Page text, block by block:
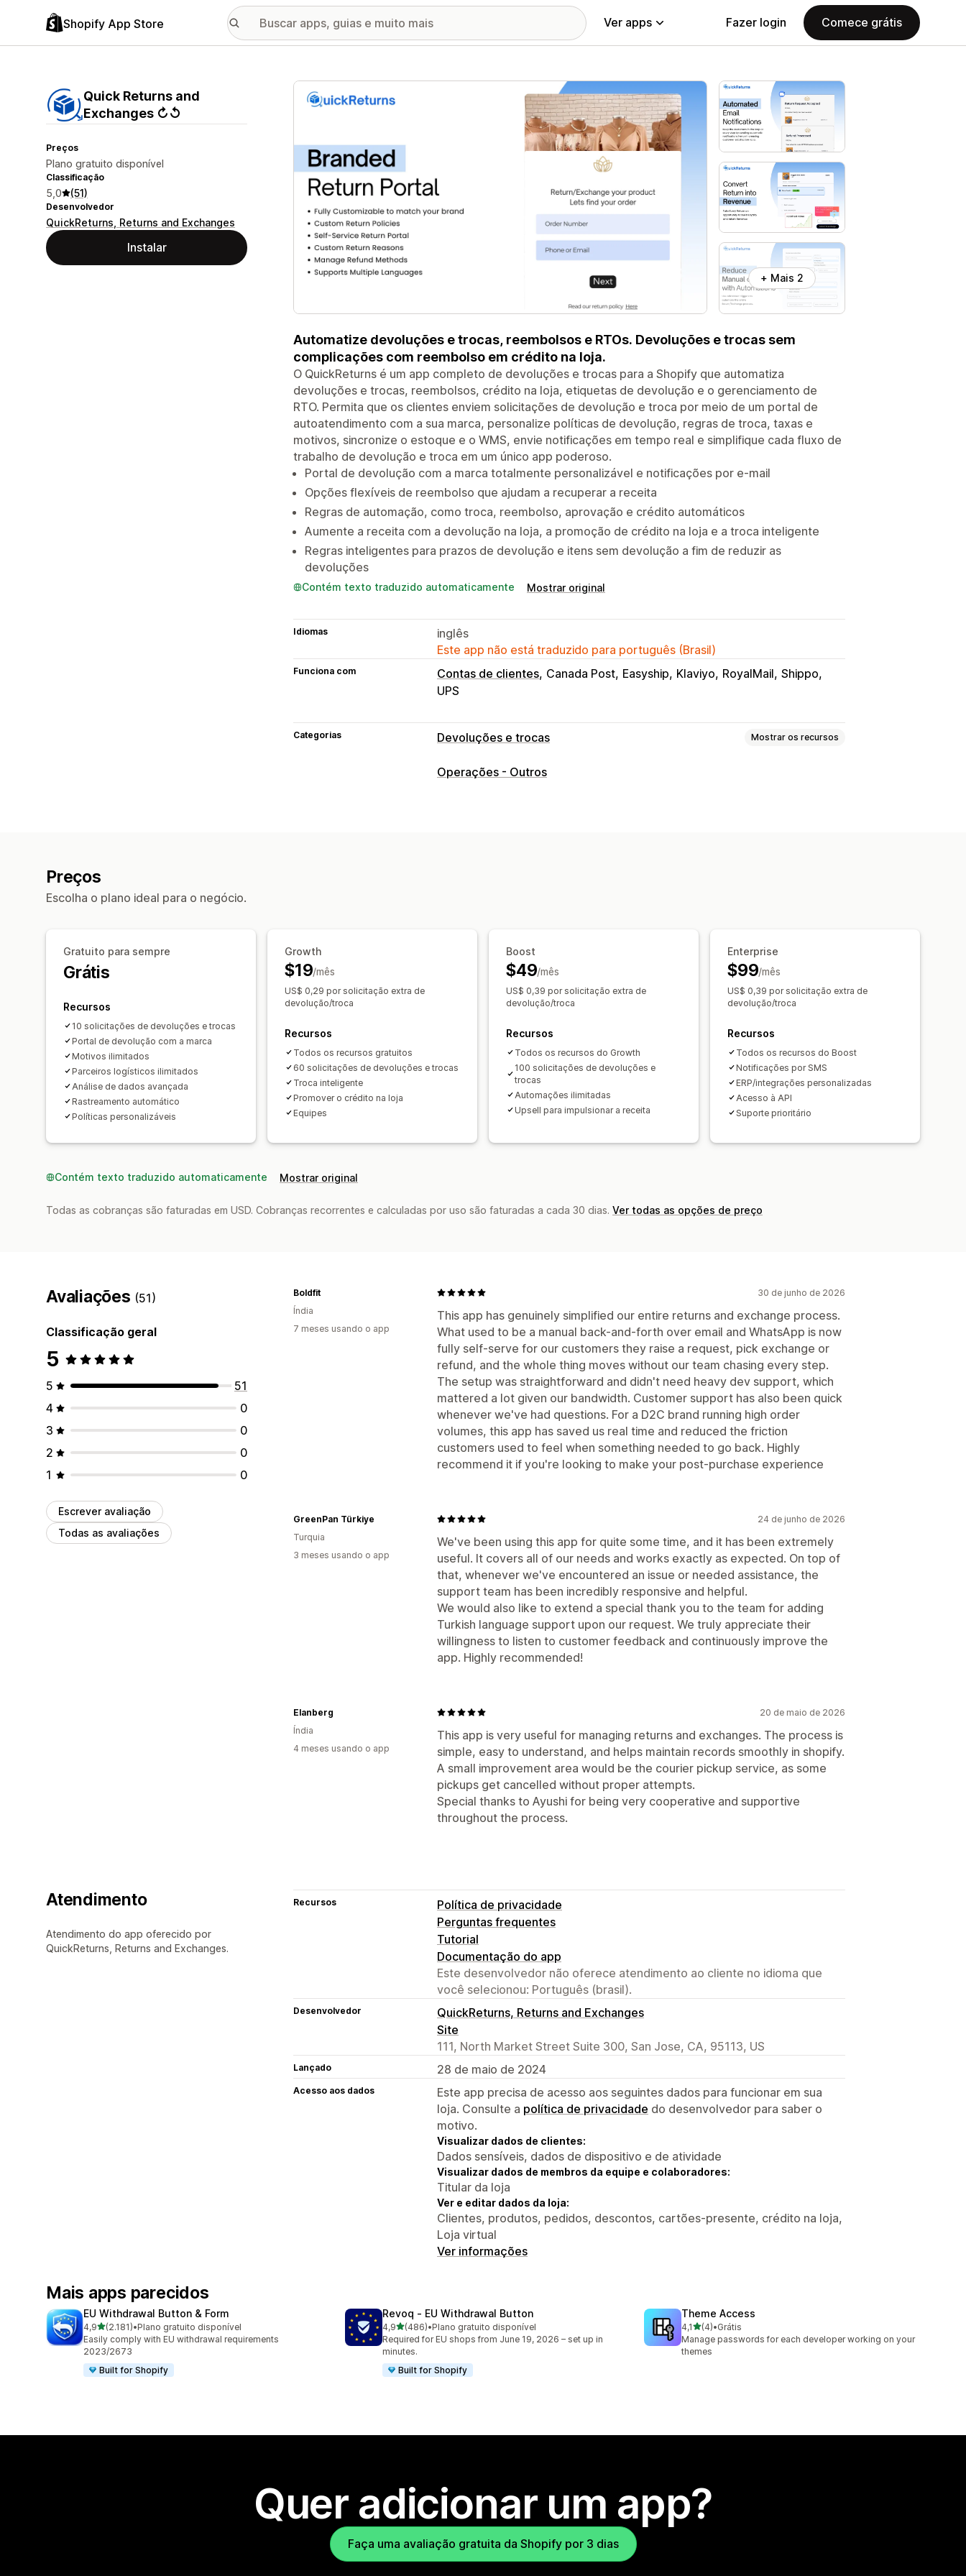
Shopify App Store Ver apps Fazer login Comece grátis
Quick Returns and
Exchanges ↻↺
Preços
Plano gratuito disponível
Classificação
5,0 (51)
Desenvolvedor
QuickReturns, Returns and Exchanges
Instalar
Galeria de imagens em destaque
+ Mais 2
Automatize devoluções e trocas, reembolsos e RTOs. Devoluções e trocas sem
complicações com reembolso em crédito na loja.
O QuickReturns é um app completo de devoluções e trocas para a Shopify que automatiza
devoluções e trocas, reembolsos, crédito na loja, etiquetas de devolução e o gerenciamento de
RTO. Permita que os clientes enviem solicitações de devolução e troca por meio de um portal de
autoatendimento com a sua marca, personalize políticas de devolução, regras de troca, taxas e
motivos, sincronize o estoque e o WMS, envie notificações em tempo real e simplifique cada fluxo de
trabalho de devolução e troca em um único app poderoso.
Portal de devolução com a marca totalmente personalizável e notificações por e-mail
Opções flexíveis de reembolso que ajudam a recuperar a receita
Regras de automação, como troca, reembolso, aprovação e crédito automáticos
Aumente a receita com a devolução na loja, a promoção de crédito na loja e a troca inteligente
Regras inteligentes para prazos de devolução e itens sem devolução a fim de reduzir as
devoluções
Contém texto traduzido automaticamente Mostrar original
Idiomas
inglês
Este app não está traduzido para português (Brasil)
Funciona com Contas de clientes Canada Post Easyship Klaviyo RoyalMail Shippo
UPS
Categorias Devoluções e trocas Mostrar os recursos
Opções de devolução
Notificações por SMS
Branding personalizado
Gestão de devoluções
Listas de bloqueio do cliente
Operações - Outros
Preços
Escolha o plano ideal para o negócio.
Gratuito para sempre
Grátis
Recursos
10 solicitações de devoluções e trocas
Portal de devolução com a marca
Motivos ilimitados
Parceiros logísticos ilimitados
Análise de dados avançada
Rastreamento automático
Políticas personalizáveis
Growth
$19/mês
US$ 0,29 por solicitação extra de
devolução/troca
Recursos
Todos os recursos gratuitos
60 solicitações de devoluções e trocas
Troca inteligente
Promover o crédito na loja
Equipes
Boost
$49/mês
US$ 0,39 por solicitação extra de
devolução/troca
Recursos
Todos os recursos do Growth
100 solicitações de devoluções e
trocas
Automações ilimitadas
Upsell para impulsionar a receita
Enterprise
$99/mês
US$ 0,39 por solicitação extra de
devolução/troca
Recursos
Todos os recursos do Boost
Notificações por SMS
ERP/integrações personalizadas
Acesso à API
Suporte prioritário
Contém texto traduzido automaticamente Mostrar original
Todas as cobranças são faturadas em USD. Cobranças recorrentes e calculadas por uso são faturadas a cada 30 dias. Ver todas as opções de preço
Avaliações (51)
Classificação geral
5
5
51
4
0
3
0
2
0
1
0
Escrever avaliação
Todas as avaliações
30 de junho de 2026
This app has genuinely simplified our entire returns and exchange process.
What used to be a manual back-and-forth over email and WhatsApp is now
fully self-serve for our customers they raise a request, pick exchange or
refund, and the whole thing moves without our team chasing every step.
The setup was straightforward and didn't need heavy dev support, which
mattered a lot given our bandwidth. Customer support has also been quick
whenever we've had questions. For a D2C brand running high order
volumes, this app has saved us real time and reduced the friction
customers used to feel when something needed to go back. Highly
recommend it if you're looking to make your post-purchase experience
Boldfit
Índia
7 meses usando o app
24 de junho de 2026
We've been using this app for quite some time, and it has been extremely
useful. It covers all of our needs and works exactly as expected. On top of
that, whenever we've encountered an issue or needed assistance, the
support team has been incredibly responsive and helpful.
We would also like to extend a special thank you to the team for adding
Turkish language support upon our request. We truly appreciate their
willingness to listen to customer feedback and continuously improve the
app. Highly recommended!
GreenPan Türkiye
Turquia
3 meses usando o app
20 de maio de 2026
This app is very useful for managing returns and exchanges. The process is
simple, easy to understand, and helps maintain records smoothly in shopify.
A small improvement area would be the courier pickup service, as some
pickups get cancelled without proper attempts.
Special thanks to Ayushi for being very cooperative and supportive
throughout the process.
Elanberg
Índia
4 meses usando o app
Atendimento
Atendimento do app oferecido por
QuickReturns, Returns and Exchanges.
Recursos
Política de privacidade
Perguntas frequentes
Tutorial
Documentação do app
Este desenvolvedor não oferece atendimento ao cliente no idioma que
você selecionou: Português (brasil).
Desenvolvedor
QuickReturns, Returns and Exchanges
Site
111, North Market Street Suite 300, San Jose, CA, 95113, US
Lançado 28 de maio de 2024
Acesso aos dados
Este app precisa de acesso aos seguintes dados para funcionar em sua
loja. Consulte a política de privacidade do desenvolvedor para saber o
motivo.
Visualizar dados de clientes:
Dados sensíveis, dados de dispositivo e de atividade
Visualizar dados de membros da equipe e colaboradores:
Titular da loja
Ver e editar dados da loja:
Clientes, produtos, pedidos, descontos, cartões-presente, crédito na loja,
Loja virtual
Ver informações
Mais apps parecidos
EU Withdrawal Button & Form
4,9de 5 estrelas
(2.181)
2181 avaliações ao todo
•Plano gratuito disponível
Easily comply with EU withdrawal requirements
2023/2673
Built for Shopify
Revoq ‑ EU Withdrawal Button
4,9de 5 estrelas
(486)
486 avaliações ao todo
•Plano gratuito disponível
Required for EU shops from June 19, 2026 – set up in
minutes.
Built for Shopify
Theme Access
4,1de 5 estrelas
(4)
4 avaliações ao todo
•Grátis
Manage passwords for each developer working on your
themes
Quer adicionar um app?
Faça uma avaliação gratuita da Shopify por 3 dias